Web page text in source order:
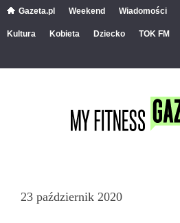
Gazeta.pl Weekend Wiadomości
Kultura Kobieta Dziecko TOK FM
23 październik 2020